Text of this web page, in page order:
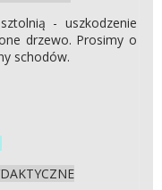
- uszkodzenie
drzewo. Prosimy o
schodów.